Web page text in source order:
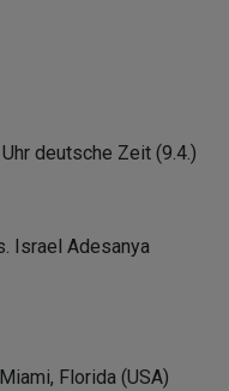
deutsche Zeit (9.4.)
Israel Adesanya
Florida (USA)